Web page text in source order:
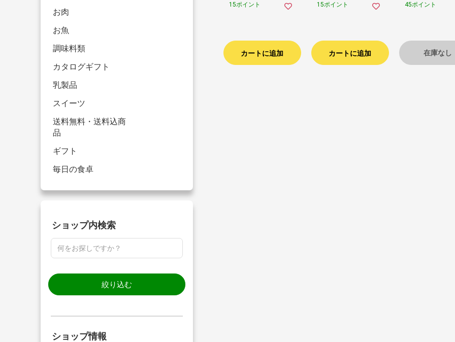
お肉
お魚
調味料類
カタログギフト
乳製品
スイーツ
送料無料・送料込商
品
ギフト
毎日の食卓
ショップ内検索
絞り込む
ショップ情報
15ポイント
カートに追加
15ポイント
カートに追加
45ポイント
在庫なし